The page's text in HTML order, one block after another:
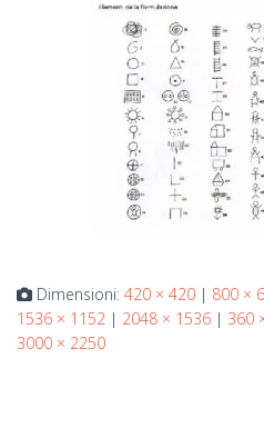
Dimensioni: 420 × 420 | 800 ×
1536 × 1152 | 2048 × 1536 | 360
3000 × 2250